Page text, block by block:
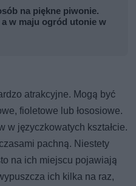
na piękne piwonie.
w maju ogród utonie w
atrakcyjne. Mogą być
fioletowe lub łososiowe.
w języczkowatych kształcie.
pachną. Niestety
na ich miejscu pojawiają
ich kilka na raz,